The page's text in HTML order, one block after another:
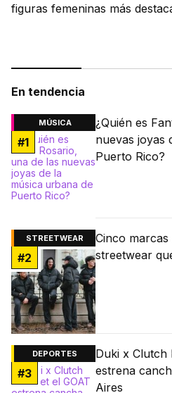
figuras femeninas más
En tendencia
MÚSICA
#1
¿Quién es
nuevas joyas
Puerto Rico?
STREETWEAR
#2
Cinco marcas
streetwear
DEPORTES
#3
Duki x Clutch
estrena
Aires